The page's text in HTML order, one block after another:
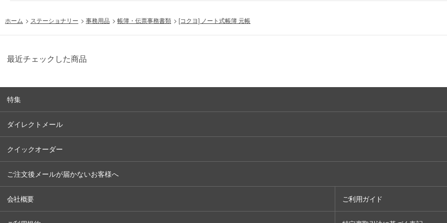
ホーム > ステーショナリー > 事務用品 > 帳簿・伝票事務書類 > [コクヨ] ノート式帳簿 元帳
最近チェックした商品
特集
ダイレクトメール
クイックオーダー
ご注文後メールが届かないお客様へ
会社概要 ご利用ガイド